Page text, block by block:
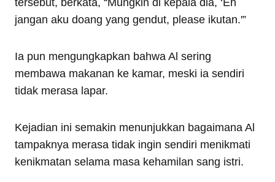
jangan aku doang yang gendut, please ikutan.'”
Ia pun mengungkapkan bahwa Al sering
membawa makanan ke kamar, meski ia sendiri
tidak merasa lapar.
Kejadian ini semakin menunjukkan bagaimana Al
tampaknya merasa tidak ingin sendiri menikmati
kenikmatan selama masa kehamilan sang istri.